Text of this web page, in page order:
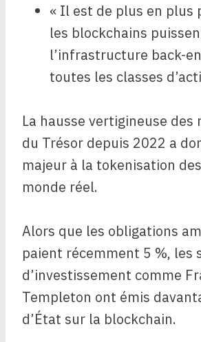
« Il est de plus en plus
les blockchains
l’infrastructure back-
toutes les classes
La hausse vertigineuse des
du Trésor depuis 2022 a
majeur à la tokenisation
monde réel.
Alors que les obligations
paient récemment 5 %, les
d’investissement comme
Templeton ont émis
d’État sur la blockchain.